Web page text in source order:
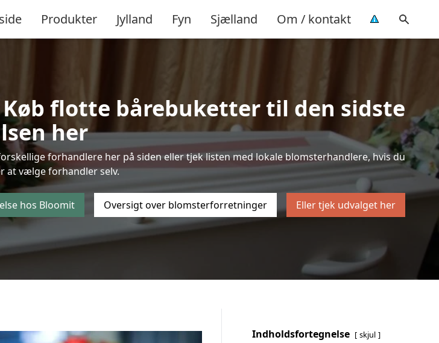
Produkter Jylland Fyn Sjælland Om / kontakt
flotte bårebuketter til den sidste
her
forhandlere her på siden eller tjek listen med lokale blomsterhandlere, hvis du
at vælge forhandler selv.
hos Bloomit Oversigt over blomsterforretninger Eller tjek udvalget her
Indholdsfortegnelse skjul